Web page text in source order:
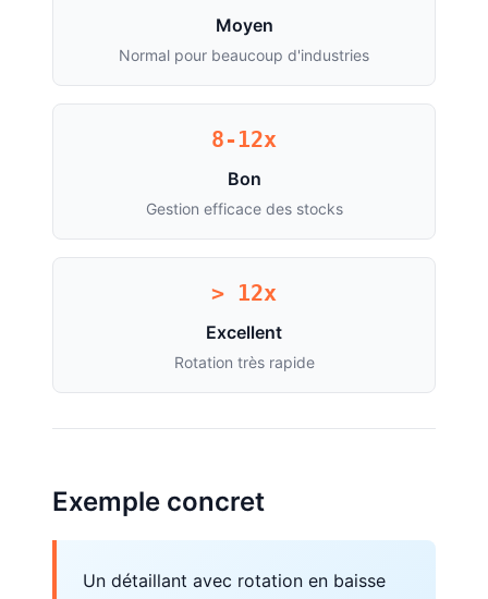
Moyen
Normal pour beaucoup d'industries
8-12x
Bon
Gestion efficace des stocks
> 12x
Excellent
Rotation très rapide
Exemple concret
Un détaillant avec rotation en baisse